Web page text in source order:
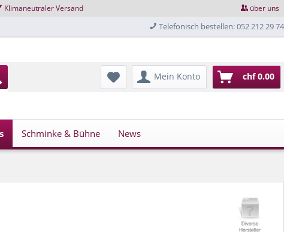
Klimaneutraler Versand über uns
Telefonisch bestellen: 052 212 29 74
Mein Konto chf 0.00
Schminke & Bühne News